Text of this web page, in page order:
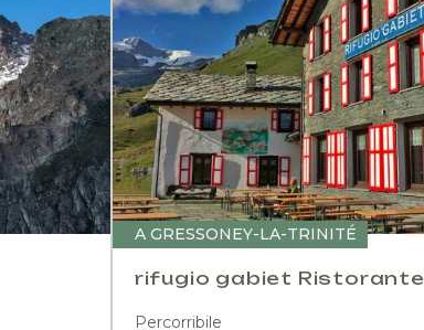
A GRESSONEY-LA-TRINITÉ
rifugio gabiet Ristorante
Percorribile